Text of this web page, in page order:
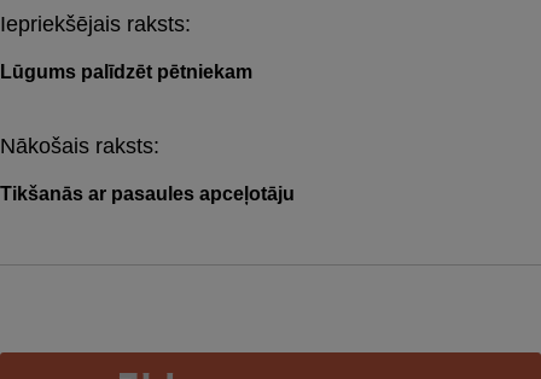
Post
navigation
Iepriekšējais raksts:
Lūgums palīdzēt pētniekam
Nākošais raksts:
Tikšanās ar pasaules apceļotāju